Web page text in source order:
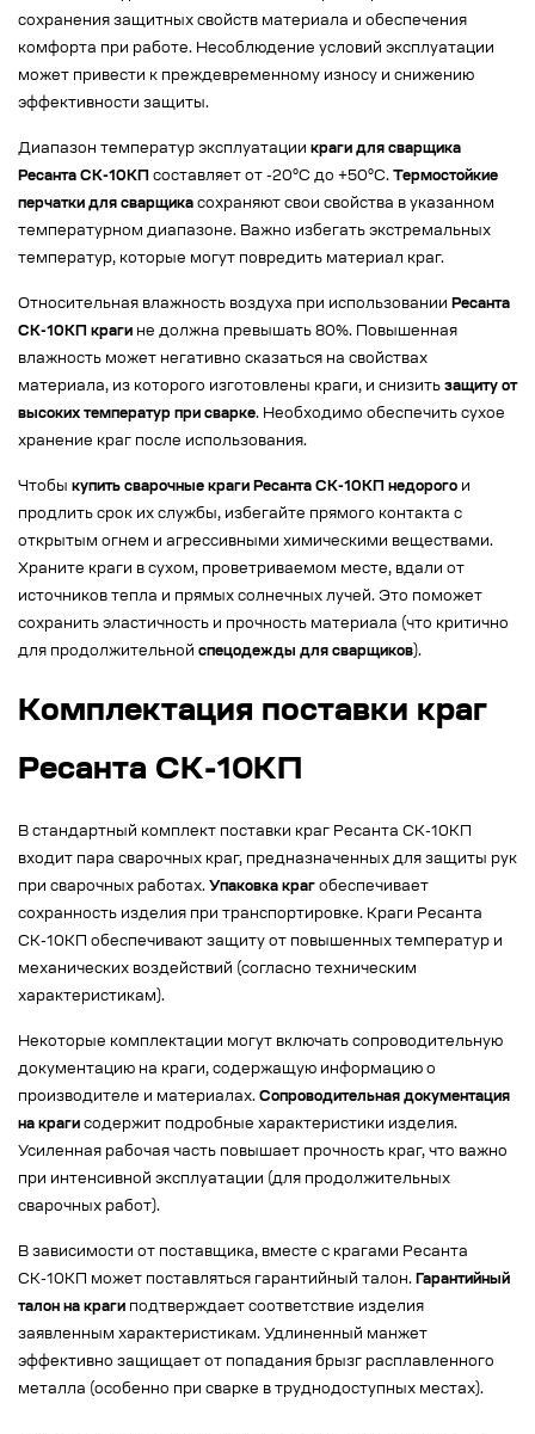
сохранения защитных свойств материала и обеспечения
комфорта при работе. Несоблюдение условий эксплуатации
может привести к преждевременному износу и снижению
эффективности защиты.
Диапазон температур эксплуатации краги для сварщика
Ресанта СК-10КП составляет от -20°C до +50°C. Термостойкие
перчатки для сварщика сохраняют свои свойства в указанном
температурном диапазоне. Важно избегать экстремальных
температур, которые могут повредить материал краг.
Относительная влажность воздуха при использовании Ресанта
СК-10КП краги не должна превышать 80%. Повышенная
влажность может негативно сказаться на свойствах
материала, из которого изготовлены краги, и снизить защиту от
высоких температур при сварке. Необходимо обеспечить сухое
хранение краг после использования.
Чтобы купить сварочные краги Ресанта СК-10КП недорого и
продлить срок их службы, избегайте прямого контакта с
открытым огнем и агрессивными химическими веществами.
Храните краги в сухом, проветриваемом месте, вдали от
источников тепла и прямых солнечных лучей. Это поможет
сохранить эластичность и прочность материала (что критично
для продолжительной спецодежды для сварщиков).
Комплектация поставки краг
Ресанта СК-10КП
В стандартный комплект поставки краг Ресанта СК-10КП
входит пара сварочных краг, предназначенных для защиты рук
при сварочных работах. Упаковка краг обеспечивает
сохранность изделия при транспортировке. Краги Ресанта
СК-10КП обеспечивают защиту от повышенных температур и
механических воздействий (согласно техническим
характеристикам).
Некоторые комплектации могут включать сопроводительную
документацию на краги, содержащую информацию о
производителе и материалах. Сопроводительная документация
на краги содержит подробные характеристики изделия.
Усиленная рабочая часть повышает прочность краг, что важно
при интенсивной эксплуатации (для продолжительных
сварочных работ).
В зависимости от поставщика, вместе с крагами Ресанта
СК-10КП может поставляться гарантийный талон. Гарантийный
талон на краги подтверждает соответствие изделия
заявленным характеристикам. Удлиненный манжет
эффективно защищает от попадания брызг расплавленного
металла (особенно при сварке в труднодоступных местах).